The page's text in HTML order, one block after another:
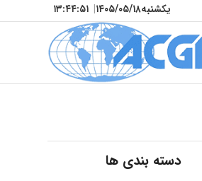
یکشنبه۱۴۰۵/۰۵/۱۸| ۱۳:۴۴:۵۲
دسته بندی ها